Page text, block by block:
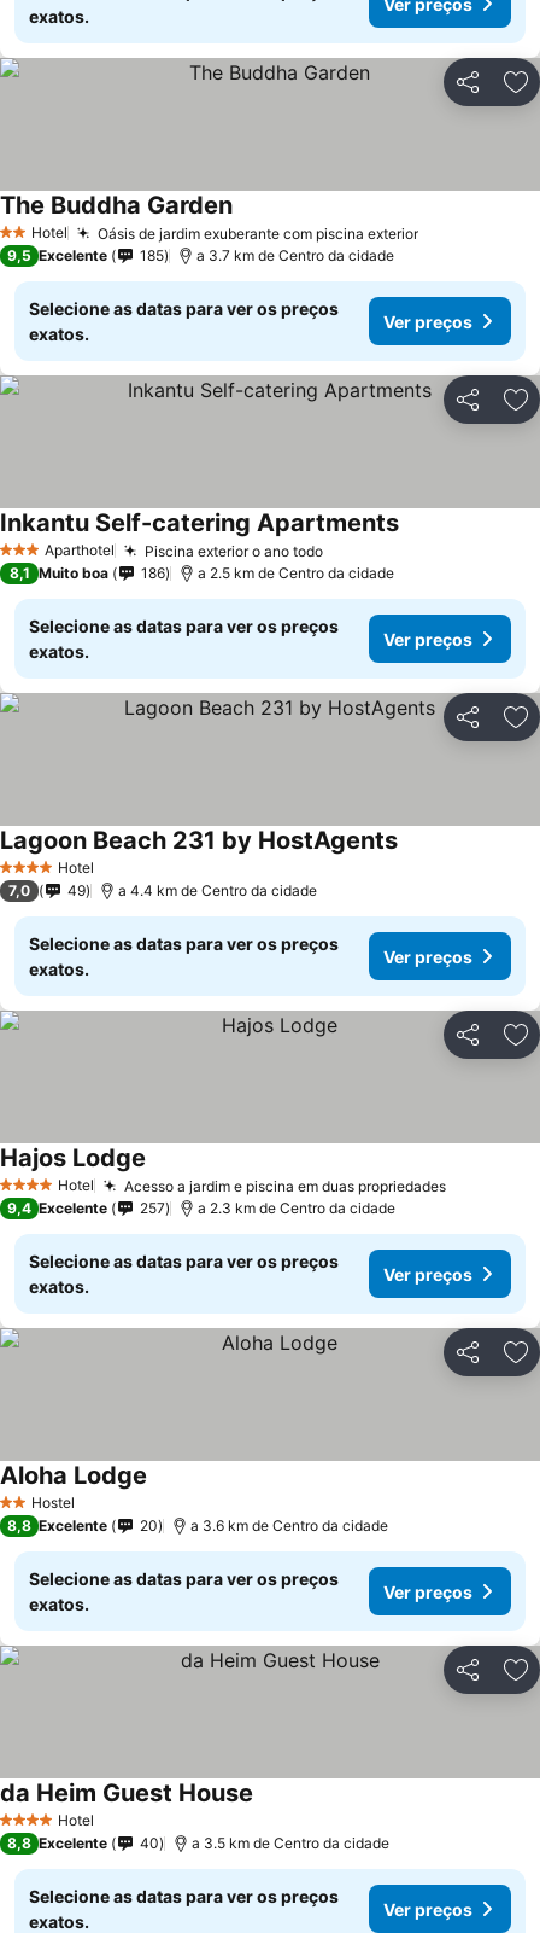
exatos.
Partilhar
2 Estrelas
Hotel Oásis de jardim exuberante com piscina exterior
The Buddha Garden
9,5 Excelente 185 a 3.7 km de Centro da cidade
Selecione as datas para ver os preços
exatos.
Ver preços
Partilhar
3 EstrelasAparthotel Piscina exterior o ano todo
Inkantu Self-catering Apartments
8,1 Muito boa 186 a 2.5 km de Centro da cidade
Selecione as datas para ver os preços
exatos.
Ver preços
Partilhar
4 EstrelasHotel
Lagoon Beach 231 by HostAgents
7,0 49 a 4.4 km de Centro da cidade
Selecione as datas para ver os preços
exatos.
Ver preços
Partilhar
4 EstrelasHotel Acesso a jardim e piscina em duas propriedades
Hajos Lodge
9,4 Excelente 257 a 2.3 km de Centro da cidade
Selecione as datas para ver os preços
exatos.
Ver preços
Partilhar
2 Estrelas
Hostel
Aloha Lodge
8,8 Excelente 20 a 3.6 km de Centro da cidade
Selecione as datas para ver os preços
exatos.
Ver preços
Partilhar
4 EstrelasHotel
da Heim Guest House
8,8 Excelente 40 a 3.5 km de Centro da cidade
Selecione as datas para ver os preços
exatos.
Ver preços